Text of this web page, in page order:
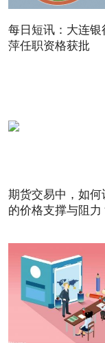
每日短讯：大连银
萍任职资格获批
期货交易中，如何
的价格支撑与阻力